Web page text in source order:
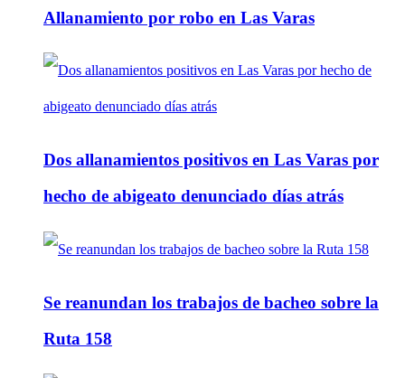
Allanamiento por robo en Las Varas
Dos allanamientos positivos en Las Varas por
hecho de abigeato denunciado días atrás
Se reanundan los trabajos de bacheo sobre la
Ruta 158